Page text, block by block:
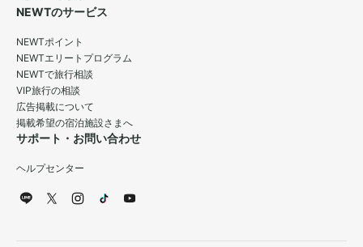
NEWTのサービス
NEWTポイント
NEWTエリートプログラム
NEWTで旅行相談
VIP旅行の相談
広告掲載について
掲載希望の宿泊施設さまへ
サポート・お問い合わせ
ヘルプセンター